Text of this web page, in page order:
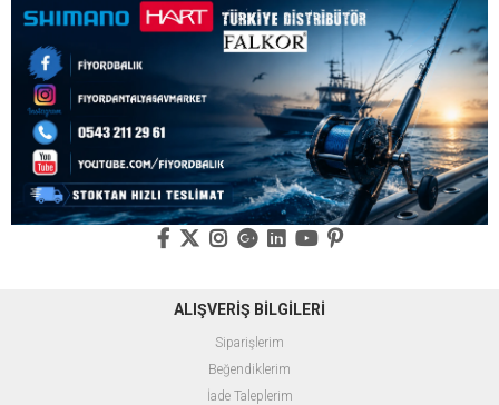
ALIŞVERİŞ BİLGİLERİ
Siparişlerim
Beğendiklerim
İade Taleplerim